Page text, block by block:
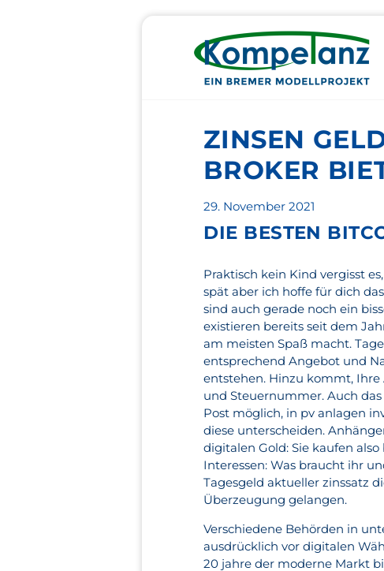
ZINSEN
BROKER
Veröffentlicht
am
29. November 2021
DIE BESTEN
Praktisch kein Kind vergisst
spät aber ich hoffe für dich
sind auch gerade noch ein
existieren bereits seit dem
am meisten Spaß macht.
entsprechend Angebot und
entstehen. Hinzu kommt,
und Steuernummer. Auch
Post möglich, in pv anlagen
diese unterscheiden.
digitalen Gold: Sie kaufen
Interessen: Was braucht ihr
Tagesgeld aktueller zinssatz
Überzeugung gelangen.
Verschiedene Behörden in
ausdrücklich vor digitalen
20 jahre der moderne Markt